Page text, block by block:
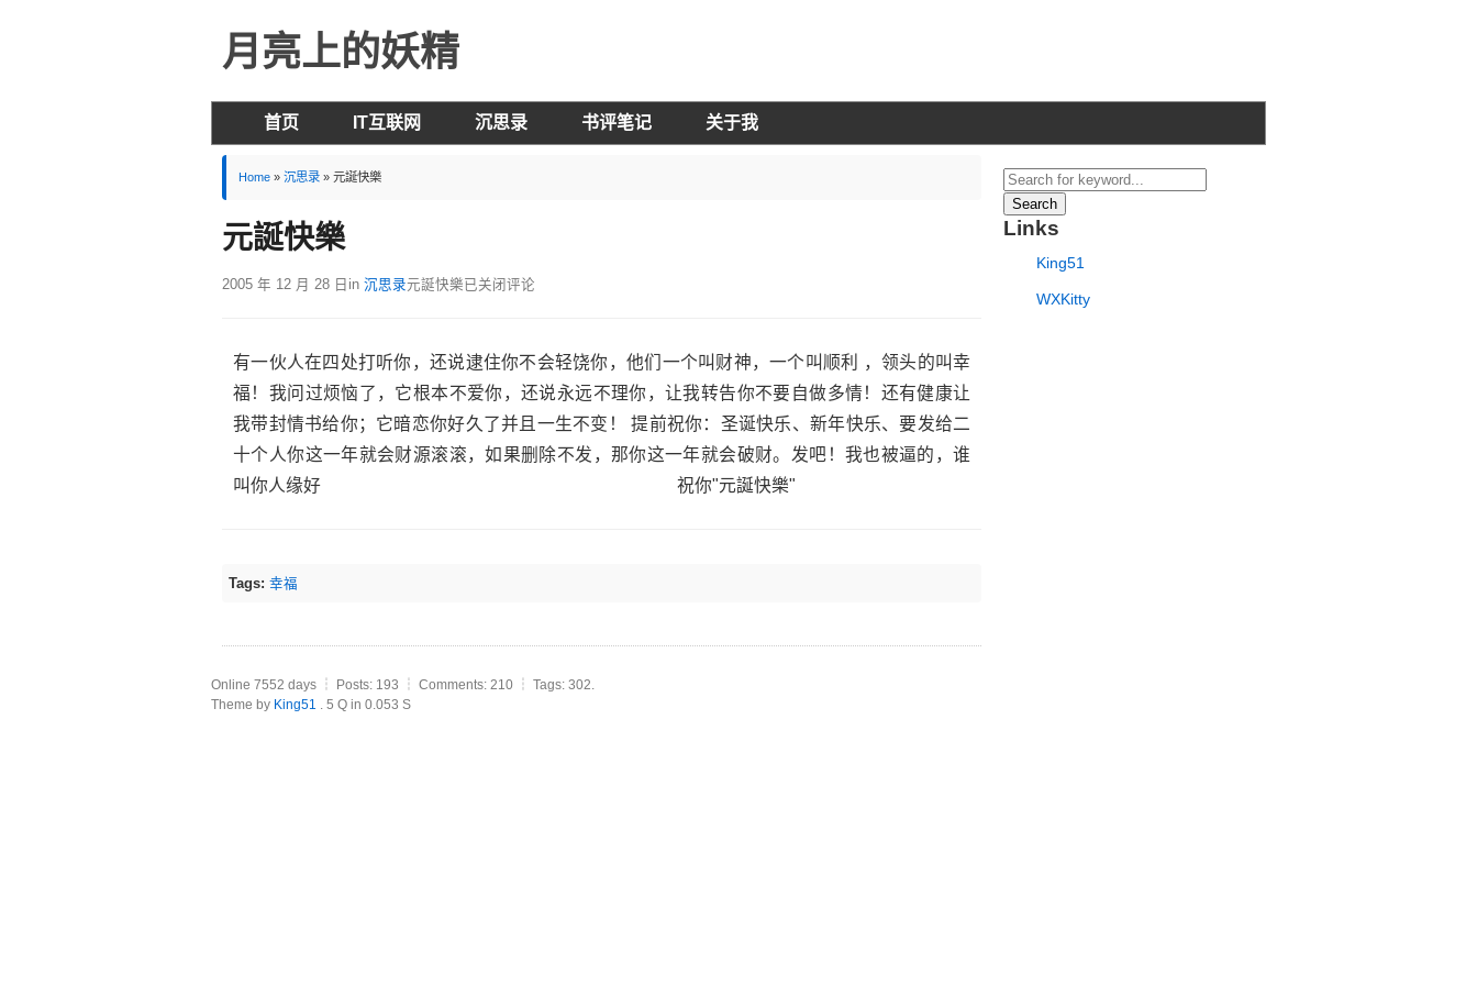
月亮上的妖精
首页 IT互联网 沉思录 书评笔记 关于我
Home »沉思录 »元誕快樂
元誕快樂
2005 年 12 月 28 日 in 沉思录元誕快樂已关闭评论
有一伙人在四处打听你，还说逮住你不会轻饶你，他们一个叫财神，一个叫顺利 ，领头的叫幸
福！我问过烦恼了，它根本不爱你，还说永远不理你，让我转告你不要自做多情！还有健康让
我带封情书给你；它暗恋你好久了并且一生不变！ 提前祝你：圣诞快乐、新年快乐、要发给二
十个人你这一年就会财源滚滚，如果删除不发，那你这一年就会破财。发吧！我也被逼的，谁
叫你人缘好 祝你"元誕快樂"
Tags: 幸福
Search
Links
King51
WXKitty
Online 7552 days ┆ Posts: 193 ┆ Comments: 210 ┆ Tags: 302.
Theme by King51 . 5 Q in 0.053 S